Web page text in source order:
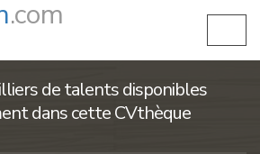
.com
de talents disponibles
dans cette CVthèque